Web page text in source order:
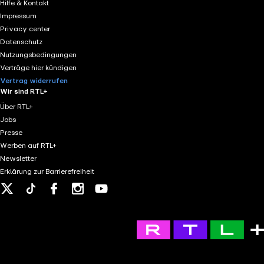
Hilfe & Kontakt
Impressum
Privacy center
Datenschutz
Nutzungsbedingungen
Verträge hier kündigen
Vertrag widerrufen
Wir sind RTL+
Über RTL+
Jobs
Presse
Werben auf RTL+
Newsletter
Erklärung zur Barrierefreiheit
Tiktok FacebookInstagram